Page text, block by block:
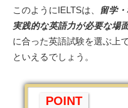
このようにIELTSは、
留学
実践的な英語力が必要な場
に合った英語試験を選ぶ上
といえるでしょう。
POINT